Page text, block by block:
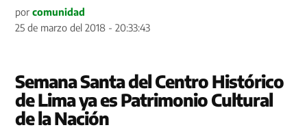
por comunidad
25 de marzo del 2018 - 20:33:43
Semana Santa del Centro Histórico
de Lima ya es Patrimonio Cultural
de la Nación